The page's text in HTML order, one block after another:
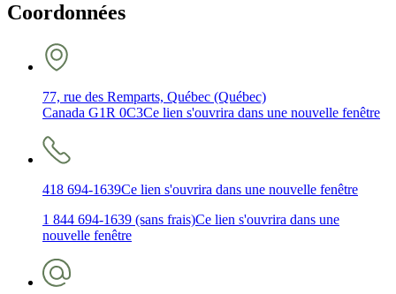
Coordonnées
77, rue des Remparts, Québec (Québec)
Canada G1R 0C3Ce lien s'ouvrira dans une nouvelle fenêtre
418 694-1639Ce lien s'ouvrira dans une nouvelle fenêtre
1 844 694-1639 (sans frais)Ce lien s'ouvrira dans une
nouvelle fenêtre